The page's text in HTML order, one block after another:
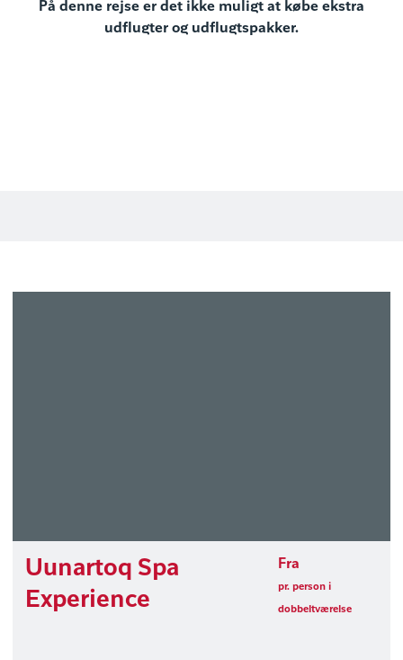
På denne rejse er det ikke muligt at købe ekstra
udflugter og udflugtspakker.
Uunartoq Spa
Experience
Fra
pr. person i
dobbeltværelse